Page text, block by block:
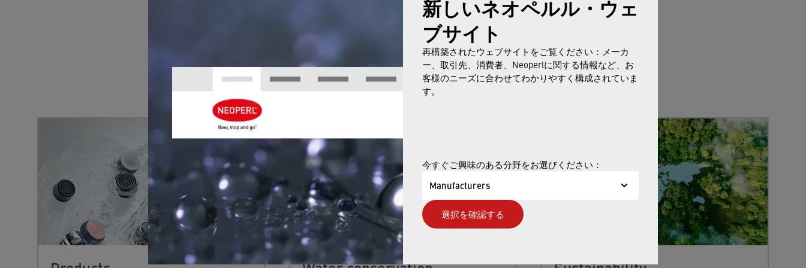
新しいネオペルル・ウェ
ブサイト
再構築されたウェブサイトをご覧ください：メーカ
ー、取引先、消費者、Neoperlに関する情報など、お
客様のニーズに合わせてわかりやすく構成されていま
す。
今すぐご興味のある分野をお選びください：
Manufacturers
選択を確認する
YOU MIGHT ALSO BE INTERESTED IN